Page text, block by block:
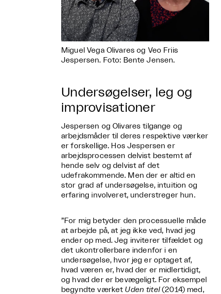
Miguel Vega Olivares og Veo Friis
Jespersen. Foto: Bente Jensen.
Undersøgelser, leg og
improvisationer
Jespersen og Olivares tilgange og
arbejdsmåder til deres respektive værker
er forskellige. Hos Jespersen er
arbejdsprocessen delvist bestemt af
hende selv og delvist af det
udefrakommende. Men der er altid en
stor grad af undersøgelse, intuition og
erfaring involveret, understreger hun.
”For mig betyder den processuelle måde
at arbejde på, at jeg ikke ved, hvad jeg
ender op med. Jeg inviterer tilfældet og
det ukontrollerbare indenfor i en
undersøgelse, hvor jeg er optaget af,
hvad væren er, hvad der er midlertidigt,
og hvad der er bevægeligt. For eksempel
begyndte værket Uden titel(2014) med,